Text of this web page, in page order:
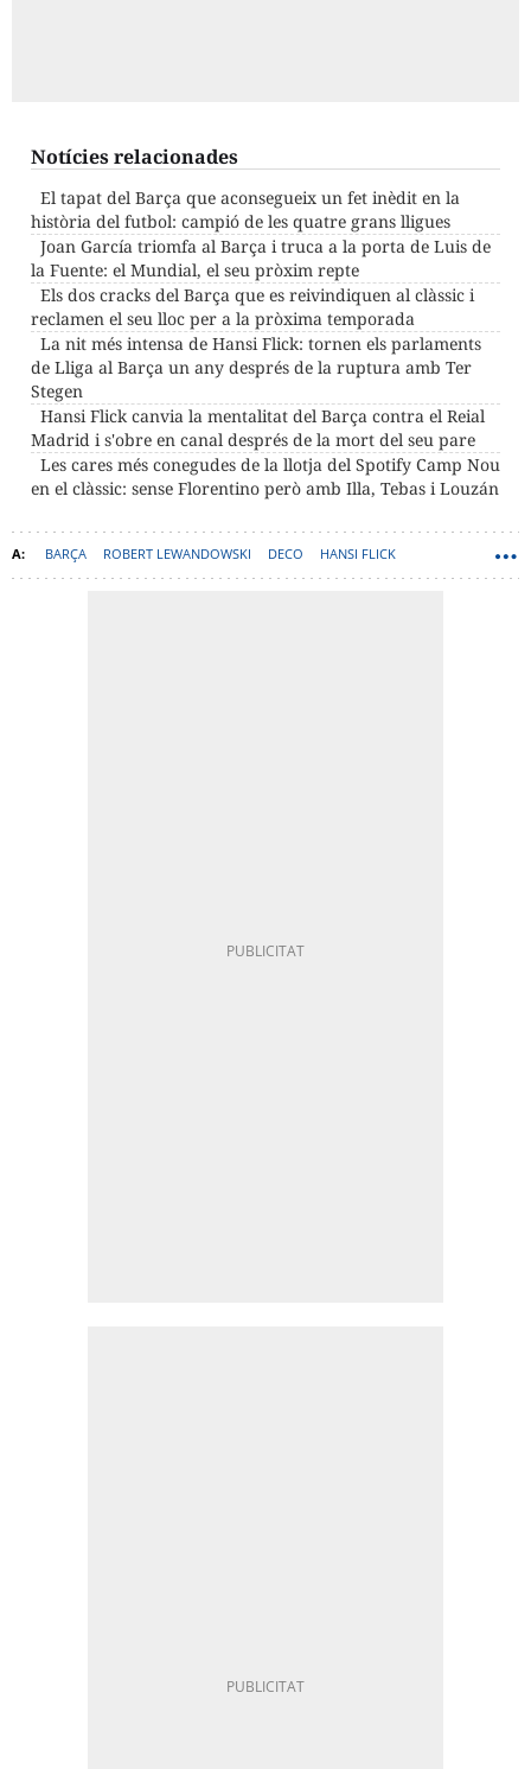
Notícies relacionades
El tapat del Barça que aconsegueix un fet inèdit en la
història del futbol: campió de les quatre grans lligues
Joan García triomfa al Barça i truca a la porta de Luis de
la Fuente: el Mundial, el seu pròxim repte
Els dos cracks del Barça que es reivindiquen al clàssic i
reclamen el seu lloc per a la pròxima temporada
La nit més intensa de Hansi Flick: tornen els parlaments
de Lliga al Barça un any després de la ruptura amb Ter
Stegen
Hansi Flick canvia la mentalitat del Barça contra el Reial
Madrid i s'obre en canal després de la mort del seu pare
Les cares més conegudes de la llotja del Spotify Camp Nou
en el clàssic: sense Florentino però amb Illa, Tebas i Louzán
BARÇA ROBERT LEWANDOWSKI DECO HANSI FLICK